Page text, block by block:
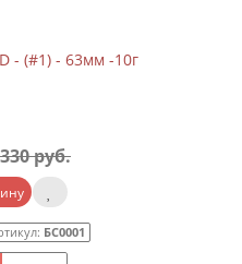
- (#1) - 63мм -10г
330 руб.
БС0001